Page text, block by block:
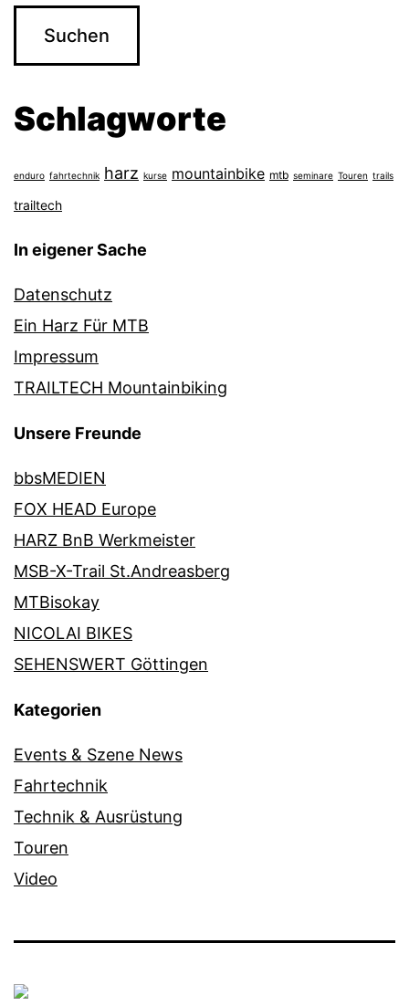
Schlagworte
enduro fahrtechnik harz kurse mountainbike mtb seminare Touren trails
trailtech
In eigener Sache
Datenschutz
Ein Harz Für MTB
Impressum
TRAILTECH Mountainbiking
Unsere Freunde
bbsMEDIEN
FOX HEAD Europe
HARZ BnB Werkmeister
MSB-X-Trail St.Andreasberg
MTBisokay
NICOLAI BIKES
SEHENSWERT Göttingen
Kategorien
Events & Szene News
Fahrtechnik
Technik & Ausrüstung
Touren
Video